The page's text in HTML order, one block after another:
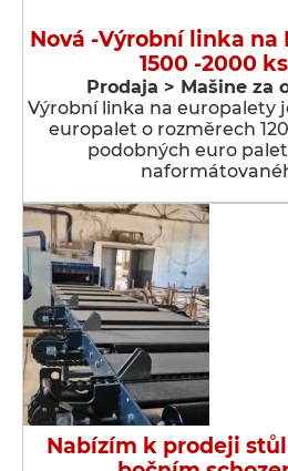
Nová -Výrobní linka na
1500 -2000
Prodaja > Мašine za
Výrobní linka na europalety
europalet o rozměrech
podobných euro
Nabízím k prodeji